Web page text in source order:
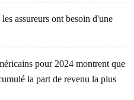
assureurs ont besoin d'une
pour 2024 montrent que
la part de revenu la plus